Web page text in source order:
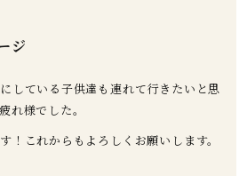
ジ
している子供達も連れて行きたいと思
れ様でした。
！これからもよろしくお願いします。